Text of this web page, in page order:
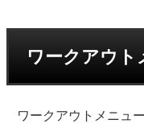
ワークアウト
ワークアウトメニュ